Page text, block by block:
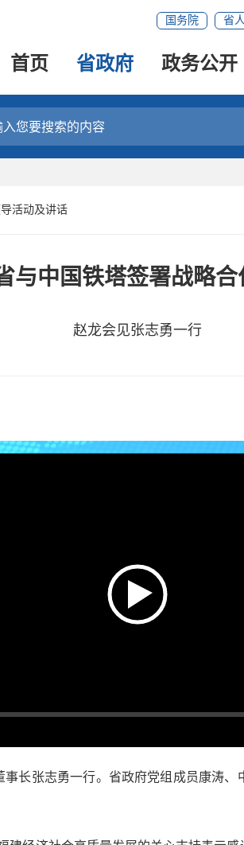
国务院 省
首页 省政府 政务公开
活动及讲话
与中国铁塔签署战略合
赵龙会见张志勇一行
张志勇一行。省政府党组成员康涛、